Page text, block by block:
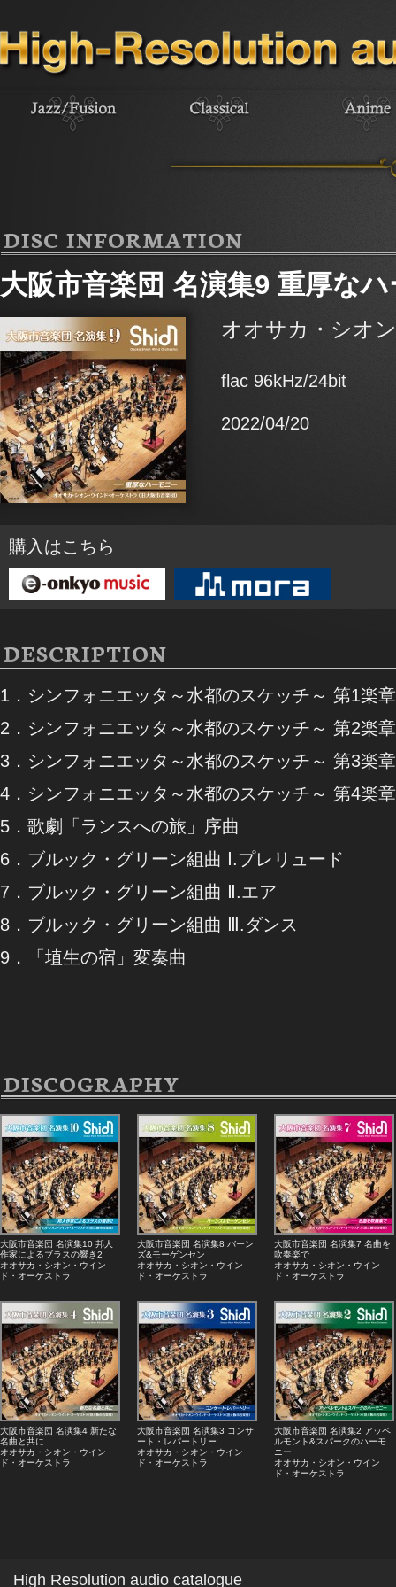
DISC INFORMATION
大阪市音楽団 名演集9 重厚な
オオサカ・シオ
flac 96kHz/24bit
2022/04/20
購入はこちら
DESCRIPTION
1．シンフォニエッタ～水都のスケッチ～ 第1楽
2．シンフォニエッタ～水都のスケッチ～ 第2楽
3．シンフォニエッタ～水都のスケッチ～ 第3楽
4．シンフォニエッタ～水都のスケッチ～ 第4楽
5．歌劇「ランスへの旅」序曲
6．ブルック・グリーン組曲 Ⅰ.プレリュード
7．ブルック・グリーン組曲 Ⅱ.エア
8．ブルック・グリーン組曲 Ⅲ.ダンス
9．「埴生の宿」変奏曲
DISCOGRAPHY
大阪市音楽団 名演集10 邦人
作家によるブラスの響き2
オオサカ・シオン・ウイン
ド・オーケストラ
大阪市音楽団 名演集8 バーン
ズ&モーゲンセン
オオサカ・シオン・ウイン
ド・オーケストラ
大阪市音楽団 名演集7 名曲を
吹奏楽で
オオサカ・シオン・ウイン
ド・オーケストラ
大阪市音楽団 名演集4 新たな
名曲と共に
オオサカ・シオン・ウイン
ド・オーケストラ
大阪市音楽団 名演集3 コンサ
ート・レパートリー
オオサカ・シオン・ウイン
ド・オーケストラ
大阪市音楽団 名演集2 アッペ
ルモント&スパークのハーモ
ニー
オオサカ・シオン・ウイン
ド・オーケストラ
High Resolution audio catalogue